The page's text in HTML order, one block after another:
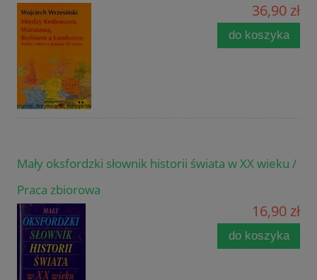
36,90 zł
do koszyka
Mały oksfordzki słownik historii świata w XX wieku /
Praca zbiorowa
16,90 zł
do koszyka